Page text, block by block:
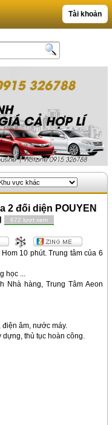
Tài khoản
2 đối diện POUYEN
672 lượt xem
10 phút. Trung tâm của 6
học ...
hàng, Trung Tâm Aeon
âm, nước máy.
dựng, thủ tục hoàn công.